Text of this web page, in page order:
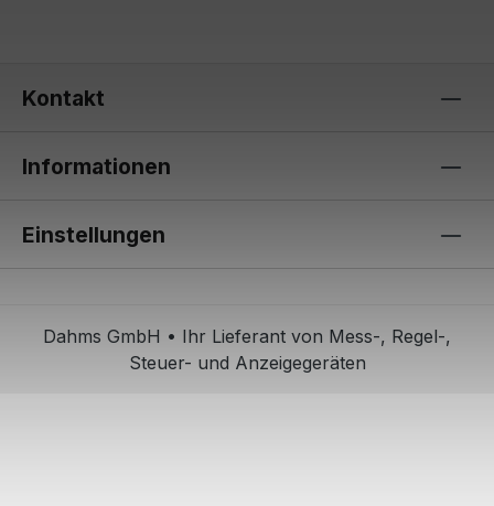
Kontakt
Informationen
Einstellungen
Dahms GmbH • Ihr Lieferant von Mess-, Regel-,
Steuer- und Anzeigegeräten